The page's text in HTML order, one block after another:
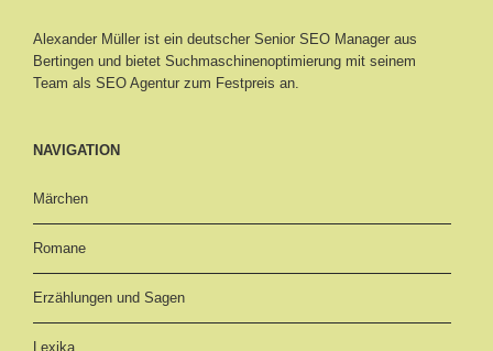
Alexander Müller ist ein deutscher Senior SEO Manager aus
Bertingen und bietet Suchmaschinenoptimierung mit seinem
Team als SEO Agentur zum Festpreis an.
NAVIGATION
Märchen
Romane
Erzählungen und Sagen
Lexika